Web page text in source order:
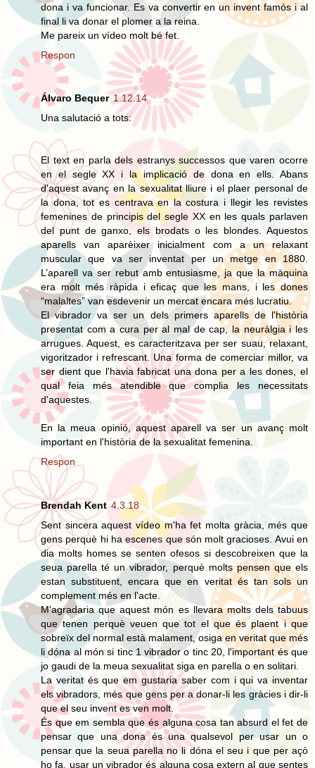
dona i va funcionar. Es va convertir en un invent famós i al
final li va donar el plomer a la reina.
Me pareix un vídeo molt bé fet.
Respon
Álvaro Bequer 1.12.14
Una salutació a tots:
El text en parla dels estranys successos que varen ocorre
en el segle XX i la implicació de dona en ells. Abans
d'aquest avanç en la sexualitat lliure i el plaer personal de
la dona, tot es centrava en la costura i llegir les revistes
femenines de principis del segle XX en les quals parlaven
del punt de ganxo, els brodats o les blondes. Aquestos
aparells van aparèixer inicialment com a un relaxant
muscular que va ser inventat per un metge en 1880.
L’aparell va ser rebut amb entusiasme, ja que la màquina
era molt més ràpida i eficaç que les mans, i les dones
“malaltes” van esdevenir un mercat encara més lucratiu.
El vibrador va ser un dels primers aparells de l'història
presentat com a cura per al mal de cap, la neuràlgia i les
arrugues. Aquest, es caracteritzava per ser suau, relaxant,
vigoritzador i refrescant. Una forma de comerciar millor, va
ser dient que l'havia fabricat una dona per a les dones, el
qual feia més atendible que complia les necessitats
d'aquestes.
En la meua opinió, aquest aparell va ser un avanç molt
important en l'història de la sexualitat femenina.
Respon
Brendah Kent 4.3.18
Sent sincera aquest vídeo m'ha fet molta gràcia, més que
gens perquè hi ha escenes que són molt gracioses. Avui en
dia molts homes se senten ofesos si descobreixen que la
seua parella té un vibrador, perquè molts pensen que els
estan substituent, encara que en veritat és tan sols un
complement més en l'acte.
M'agradaria que aquest món es llevara molts dels tabuus
que tenen perquè veuen que tot el que és plaent i que
sobreïx del normal està malament, osiga en veritat que més
li dóna al món si tinc 1 vibrador o tinc 20, l'important és que
jo gaudi de la meua sexualitat siga en parella o en solitari.
La veritat és que em gustaria saber com i qui va inventar
els vibradors, més que gens per a donar-li les gràcies i dir-li
que el seu invent es ven molt.
És que em sembla que és alguna cosa tan absurd el fet de
pensar que una dona és una qualsevol per usar un o
pensar que la seua parella no li dóna el seu i que per açò
ho fa, usar un vibrador és alguna cosa extern al que sentes